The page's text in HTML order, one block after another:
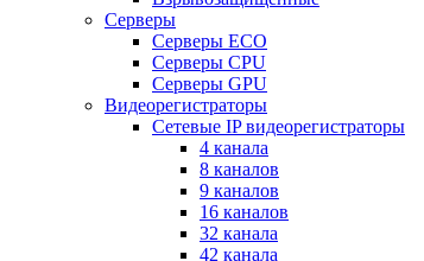
Серверы
Серверы ECO
Серверы CPU
Серверы GPU
Видеорегистраторы
Сетевые IP видеорегистраторы
4 канала
8 каналов
9 каналов
16 каналов
32 канала
42 канала